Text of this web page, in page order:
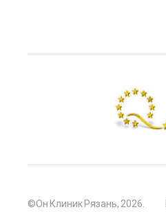
©Он Клиник Рязань, 2026.